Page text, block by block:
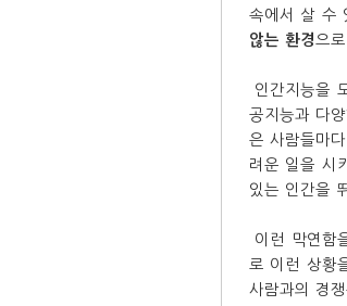
속에서 살 수
않는 환경으
인간지능을
공지능과 다
은 사람들마
려운 일을 시
있는 인간을
이런 막연함
로 이런 상황
사람과의 경